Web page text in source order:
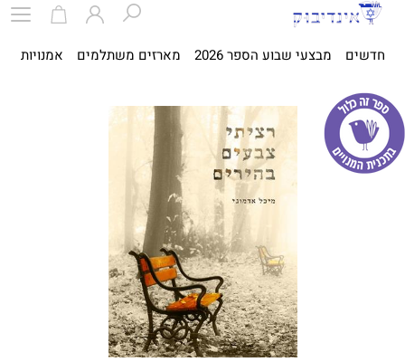
חדשים מבצעי שבוע הספר 2026 מארזים משתלמים אמנויות